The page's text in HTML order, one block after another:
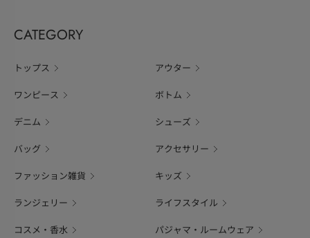
CATEGORY
トップス アウター
ワンピース ボトム
デニム シューズ
バッグ アクセサリー
ファッション雑貨 キッズ
ランジェリー ライフスタイル
コスメ・香水 パジャマ・ルームウェア